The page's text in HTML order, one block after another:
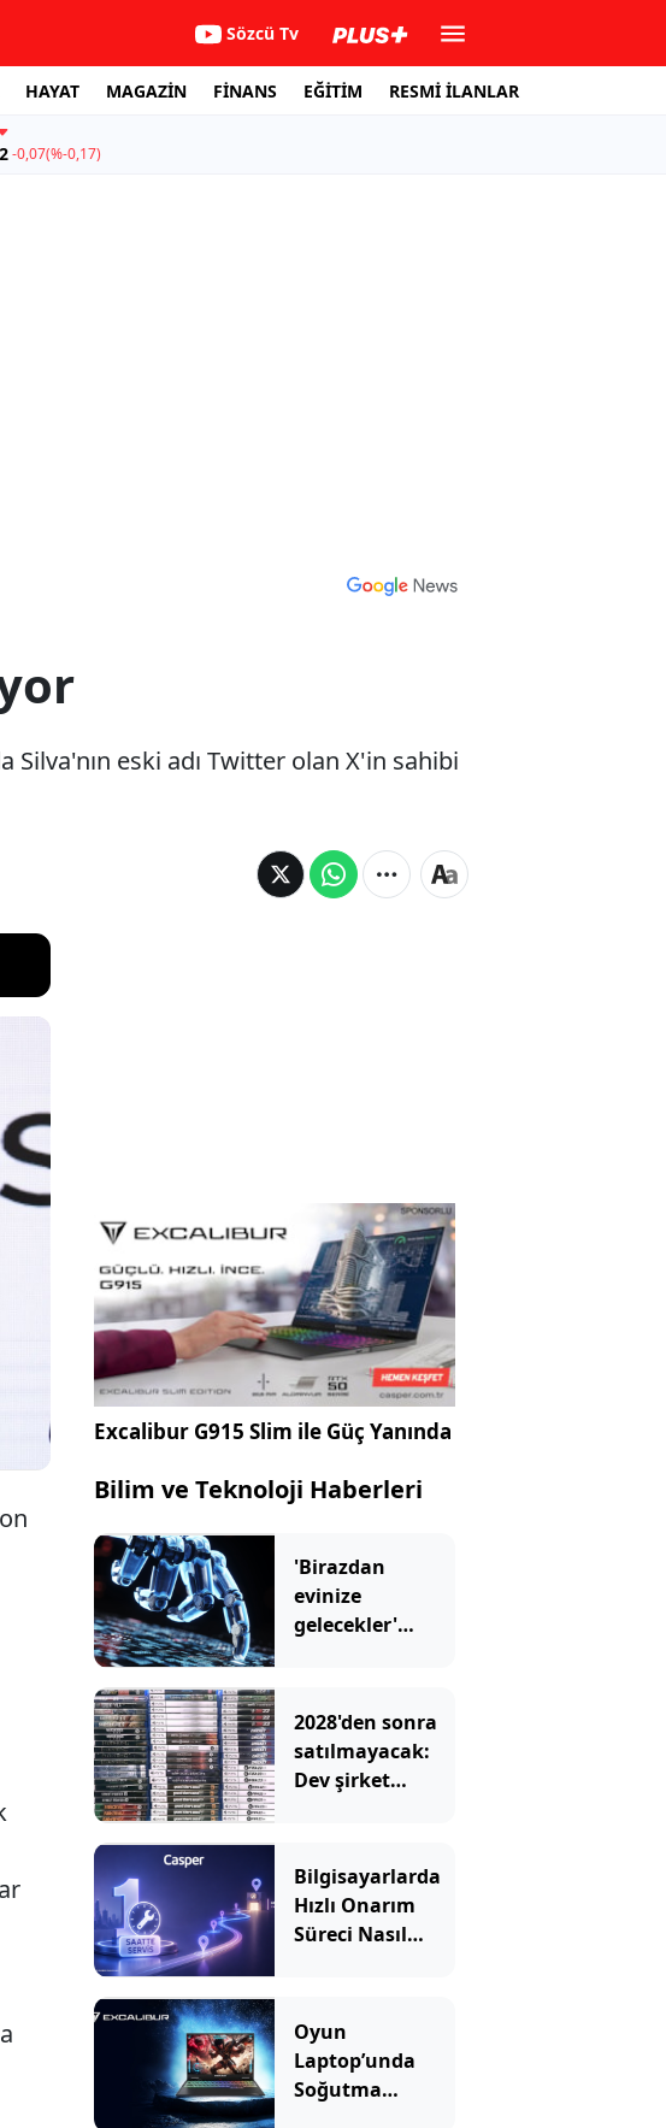
Sözcü Tv
HAYAT MAGAZİN FİNANS EĞİTİM RESMİ İLANLAR
-0,07(%-0,17)
Silva'nın eski adı Twitter olan X'in sahibi
Excalibur G915 Slim ile Güç Yanında
Bilim ve Teknoloji Haberleri
'Birazdan
evinize
gelecekler'
karardı
2028'den sonra
satılmayacak:
Dev şirket
başladı
Bilgisayarlarda
Hızlı Onarım
Süreci Nasıl
Oyun
Laptop’unda
Soğutma